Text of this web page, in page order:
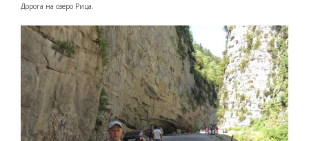
Дорога на озеро Рица.